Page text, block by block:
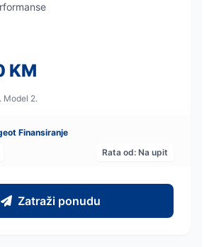
KM
Model 2.
Finansiranje
Rata od: Na upit
Zatraži ponudu